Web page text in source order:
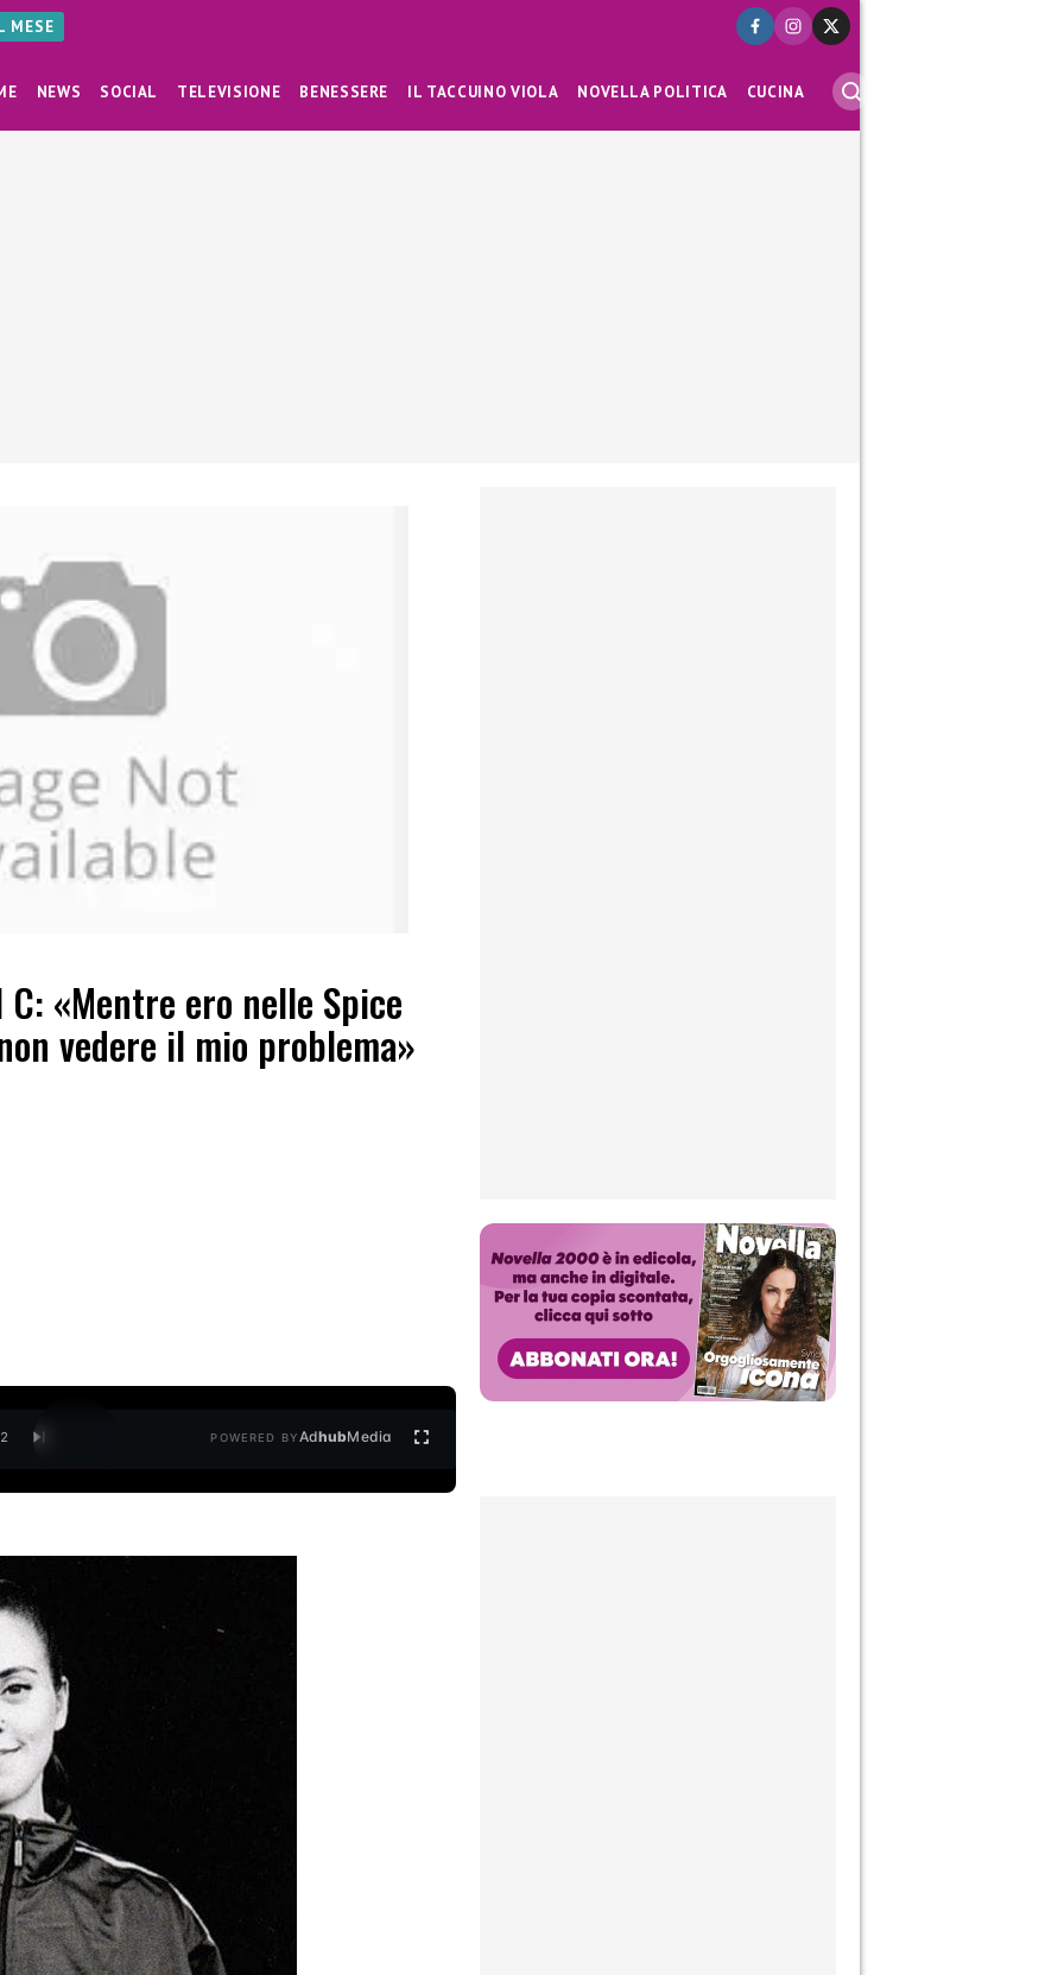
MESE
NEWS SOCIAL TELEVISIONE BENESSERE IL TACCUINO VIOLA NOVELLA POLITICA CUCINA
«Mentre ero nelle Spice
vedere il mio problema»
2 POWERED BYAdhubMedia